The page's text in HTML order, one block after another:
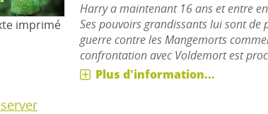
imprimé
Harry a maintenant 16 ans et entre
Ses pouvoirs grandissants lui sont
guerre contre les Mangemorts
confrontation avec Voldemort est
Plus d'information...